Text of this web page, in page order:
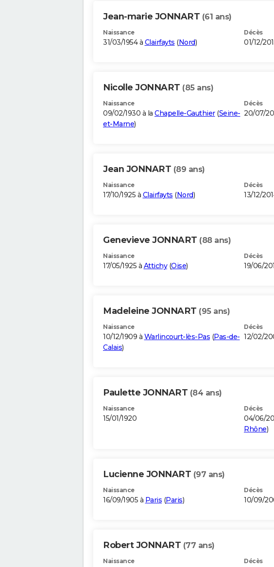
Jean-marie JONNART (61 ans)
Naissance
31/03/1954 à Clairfayts (Nord)
Décès
01/12/
Nicolle JONNART (85 ans)
Naissance
09/02/1930 à la Chapelle-Gauthier(Seine-
et-Marne)
Décès
20/07/
Jean JONNART (89 ans)
Naissance
17/10/1925 à Clairfayts (Nord)
Décès
13/12/
Genevieve JONNART (88 ans)
Naissance
17/05/1925 à Attichy(Oise)
Décès
19/06/
Madeleine JONNART (95 ans)
Naissance
10/12/1909 à Warlincourt-lès-Pas (Pas-de-
Calais)
Décès
12/02/
Paulette JONNART (84 ans)
Naissance
15/01/1920
Décès
04/06/
Rhône)
Lucienne JONNART (97 ans)
Naissance
16/09/1905 à Paris (Paris)
Décès
10/09/
Robert JONNART (77 ans)
Naissance Décès